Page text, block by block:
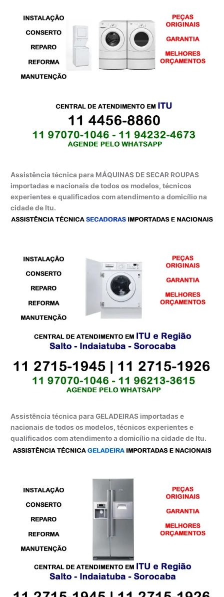
Assistência técnica para MÁQUINAS DE SECAR ROUPAS
importadas e nacionais de todos os modelos, técnicos
experientes e qualificados com atendimento a domicílio na
cidade de Itu.
Assistência técnica para GELADEIRAS importadas e
nacionais de todos os modelos, técnicos experientes e
qualificados com atendimento a domicílio na cidade de Itu.